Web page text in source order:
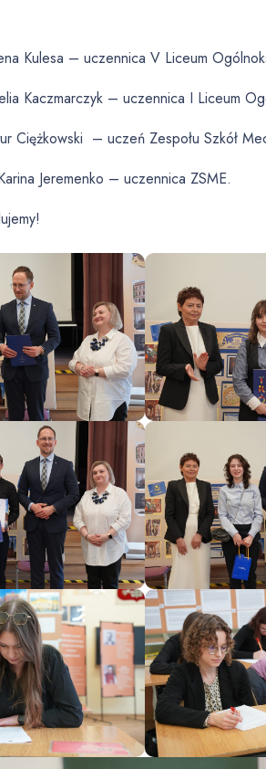
Kulesa – uczennica V Liceum
Kaczmarczyk – uczennica I Liceum
Ciężkowski – uczeń Zespołu Szkół
Jeremenko – uczennica ZSME.